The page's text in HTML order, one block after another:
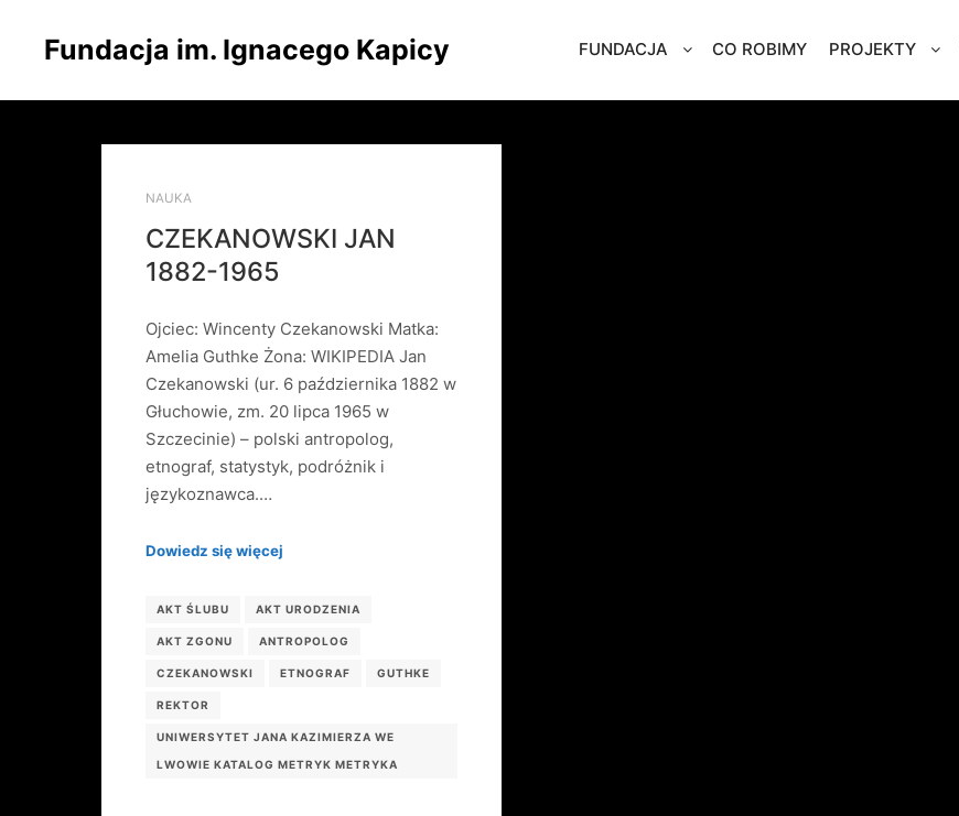
Fundacja im. Ignacego Kapicy FUNDACJA CO ROBIMY PROJEKTY
NAUKA
CZEKANOWSKI JAN
1882-1965
Ojciec: Wincenty Czekanowski Matka:
Amelia Guthke Żona: WIKIPEDIA Jan
Czekanowski (ur. 6 października 1882 w
Głuchowie, zm. 20 lipca 1965 w
Szczecinie) – polski antropolog,
etnograf, statystyk, podróżnik i
językoznawca.…
Dowiedz się więcej
AKT ŚLUBU AKT URODZENIA
AKT ZGONU ANTROPOLOG
CZEKANOWSKI ETNOGRAF GUTHKE
REKTOR
UNIWERSYTET JANA KAZIMIERZA WE
LWOWIE KATALOG METRYK METRYKA